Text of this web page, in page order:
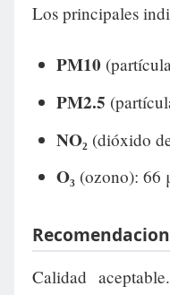
Los principales
PM10
PM2.5
NO₂ (dióxido
O₃ (ozono): 66
Calidad